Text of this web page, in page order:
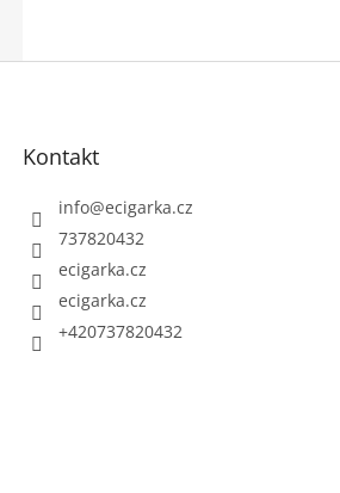
Kontakt
info@ecigarka.cz
737820432
ecigarka.cz
ecigarka.cz
+420737820432